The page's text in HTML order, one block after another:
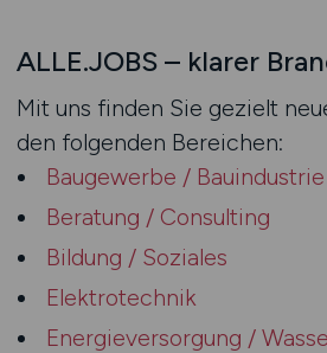
ALLE.JOBS – klarer
Mit uns finden Sie gezielt
den folgenden Bereichen:
Baugewerbe / Bauindustrie
Beratung / Consulting
Bildung / Soziales
Elektrotechnik
Energieversorgung /